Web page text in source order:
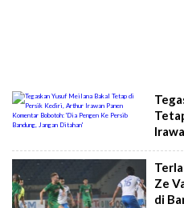
'Dia
Ze
di